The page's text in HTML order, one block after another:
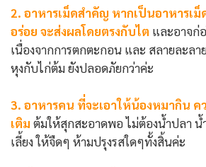
2. อาหารเม็ดสำคัญ หากเป็นอาหารเ
อร่อย จะส่งผลโดยตรงกับไต และอาจก่
เนื่องจากการตกตะกอน และ สลายละลา
หุงกับไก่ต้ม ยังปลอดภัยกว่าค่ะ
3. อาหารคน ที่จะเอาให้น้องหมากิน ค
เติม ต้มให้สุกสะอาดพอ ไม่ต้องน้ำปลา
เลี้ยง ให้จืดๆ ห้ามปรุงรสใดๆทั้งสิ้นค่ะ